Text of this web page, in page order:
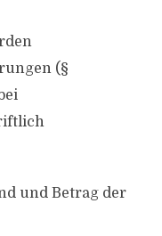
(§
und Betrag der